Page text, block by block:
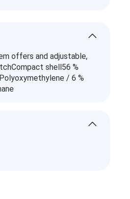
offers and adjustable,
shell56 %
/ 6 %